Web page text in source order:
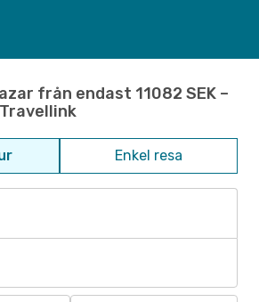
från endast 11082 SEK –
Enkel resa